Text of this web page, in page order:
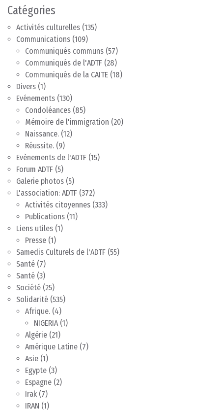
Catégories
Activités culturelles (135)
Communications (109)
Communiqués communs (57)
Communiqués de l'ADTF (28)
Communiqués de la CAITE (18)
Divers (1)
Evénements (130)
Condoléances (85)
Mémoire de l'immigration (20)
Naissance. (12)
Réussite. (9)
Evènements de l'ADTF (15)
Forum ADTF (5)
Galerie photos (5)
L'association: ADTF (372)
Activités citoyennes (333)
Publications (11)
Liens utiles (1)
Presse (1)
Samedis Culturels de l'ADTF (55)
Santé (7)
Santé (3)
Société (25)
Solidarité (535)
Afrique. (4)
NIGERIA(1)
Algérie (21)
Amérique Latine (7)
Asie (1)
Egypte (3)
Espagne (2)
Irak (7)
IRAN (1)